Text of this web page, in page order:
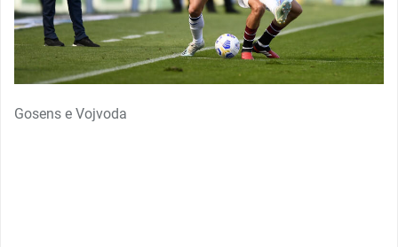
Gosens e Vojvoda